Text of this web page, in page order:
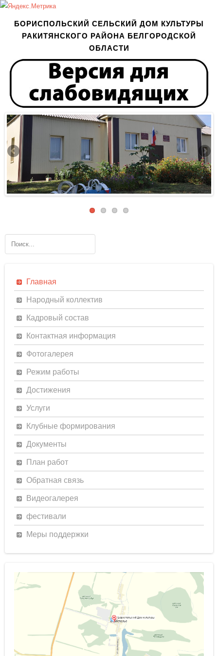
БОРИСПОЛЬСКИЙ СЕЛЬСКИЙ ДОМ КУЛЬТУРЫ
РАКИТЯНСКОГО РАЙОНА БЕЛГОРОДСКОЙ
ОБЛАСТИ
Главная
Народный коллектив
Кадровый состав
Контактная информация
Фотогалерея
Режим работы
Достижения
Услуги
Клубные формирования
Документы
План работ
Обратная связь
Видеогалерея
фестивали
Меры поддержки